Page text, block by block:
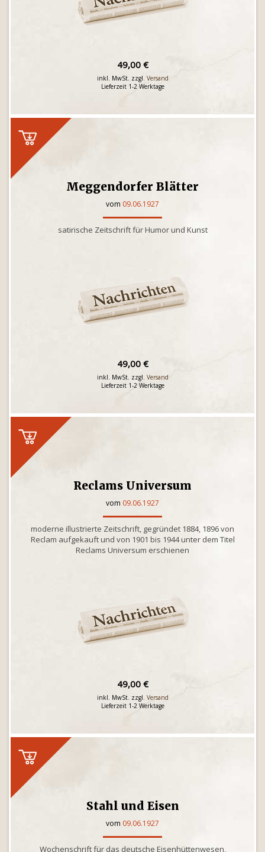
49,00 €
inkl. MwSt. zzgl. Versand
Lieferzeit 1-2 Werktage
Meggendorfer Blätter
vom 09.06.1927
satirische Zeitschrift für Humor und Kunst
49,00 €
inkl. MwSt. zzgl. Versand
Lieferzeit 1-2 Werktage
Reclams Universum
vom 09.06.1927
moderne illustrierte Zeitschrift, gegründet 1884, 1896 von
Reclam aufgekauft und von 1901 bis 1944 unter dem Titel
Reclams Universum erschienen
49,00 €
inkl. MwSt. zzgl. Versand
Lieferzeit 1-2 Werktage
Stahl und Eisen
vom 09.06.1927
Wochenschrift für das deutsche Eisenhüttenwesen,